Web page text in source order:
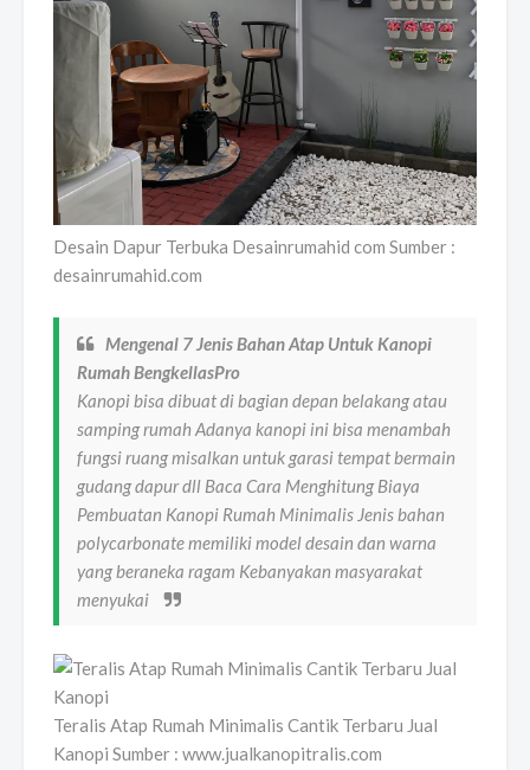
Desain Dapur Terbuka Desainrumahid com Sumber :
desainrumahid.com
Mengenal 7 Jenis Bahan Atap Untuk Kanopi
Rumah BengkellasPro
Kanopi bisa dibuat di bagian depan belakang atau
samping rumah Adanya kanopi ini bisa menambah
fungsi ruang misalkan untuk garasi tempat bermain
gudang dapur dll Baca Cara Menghitung Biaya
Pembuatan Kanopi Rumah Minimalis Jenis bahan
polycarbonate memiliki model desain dan warna
yang beraneka ragam Kebanyakan masyarakat
menyukai
Teralis Atap Rumah Minimalis Cantik Terbaru Jual
Kanopi Sumber : www.jualkanopitralis.com